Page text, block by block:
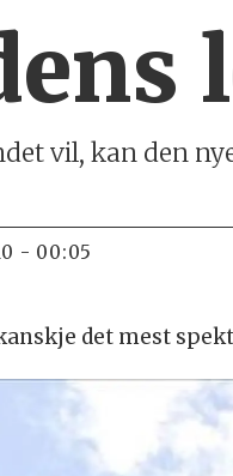
vil, kan den
- 00:05
det mest